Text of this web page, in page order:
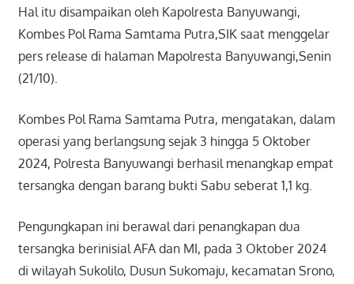
Hal itu disampaikan oleh Kapolresta Banyuwangi,
Kombes Pol Rama Samtama Putra,SIK saat menggelar
pers release di halaman Mapolresta Banyuwangi,Senin
(21/10).
Kombes Pol Rama Samtama Putra, mengatakan, dalam
operasi yang berlangsung sejak 3 hingga 5 Oktober
2024, Polresta Banyuwangi berhasil menangkap empat
tersangka dengan barang bukti Sabu seberat 1,1 kg.
Pengungkapan ini berawal dari penangkapan dua
tersangka berinisial AFA dan MI, pada 3 Oktober 2024
di wilayah Sukolilo, Dusun Sukomaju, kecamatan Srono,